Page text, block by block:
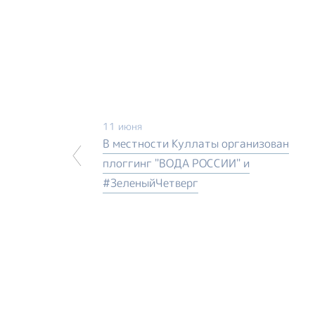
11 июня
В местности Куллаты организован
плоггинг "ВОДА РОССИИ" и
#ЗеленыйЧетверг